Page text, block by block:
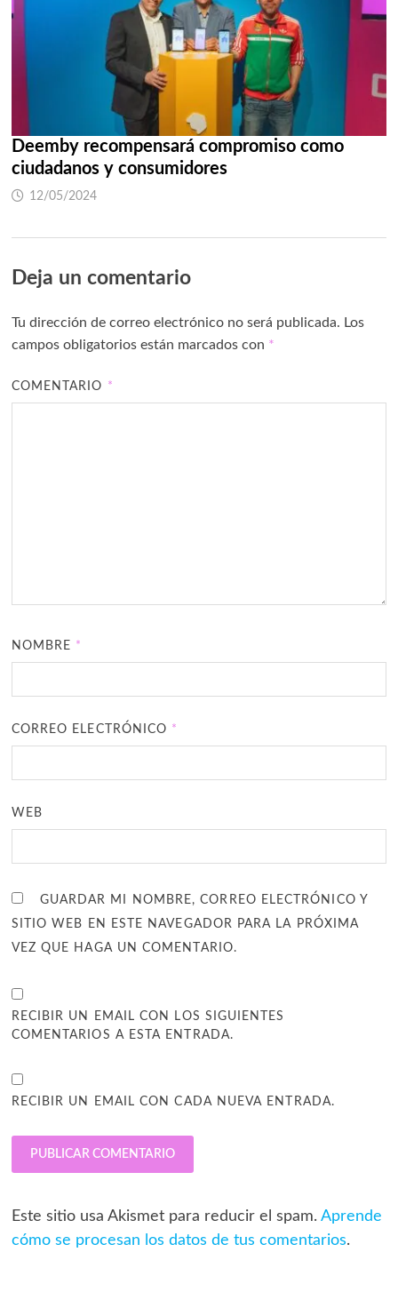
Deemby recompensará compromiso como
ciudadanos y consumidores
12/05/2024
Deja un comentario
Tu dirección de correo electrónico no será publicada. Los
campos obligatorios están marcados con *
COMENTARIO *
NOMBRE *
CORREO ELECTRÓNICO *
WEB
GUARDAR MI NOMBRE, CORREO ELECTRÓNICO Y
SITIO WEB EN ESTE NAVEGADOR PARA LA PRÓXIMA
VEZ QUE HAGA UN COMENTARIO.
RECIBIR UN EMAIL CON LOS SIGUIENTES
COMENTARIOS A ESTA ENTRADA.
RECIBIR UN EMAIL CON CADA NUEVA ENTRADA.
Este sitio usa Akismet para reducir el spam. Aprende
cómo se procesan los datos de tus comentarios.